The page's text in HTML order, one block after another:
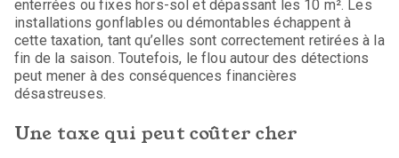
enterrées ou fixes hors-sol et dépassant les 10 m². Les
installations gonflables ou démontables échappent à
cette taxation, tant qu’elles sont correctement retirées à la
fin de la saison. Toutefois, le flou autour des détections
peut mener à des conséquences financières
désastreuses.
Une taxe qui peut coûter cher